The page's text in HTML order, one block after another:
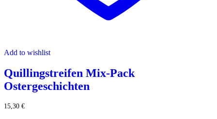
Add to wishlist
Quillingstreifen Mix-Pack
Ostergeschichten
15,30 €